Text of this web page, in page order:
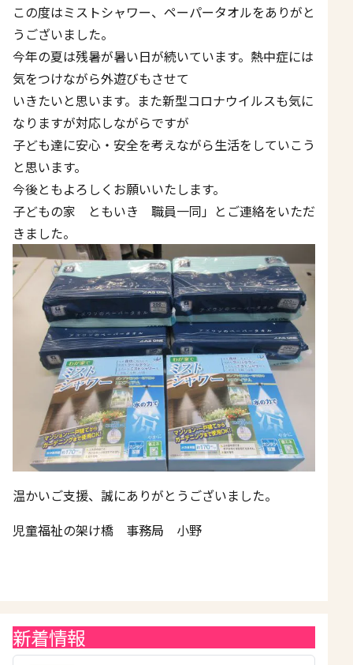
この度はミストシャワー、ペーパータオルをありがと
うございました。
今年の夏は残暑が暑い日が続いています。熱中症には
気をつけながら外遊びもさせて
いきたいと思います。また新型コロナウイルスも気に
なりますが対応しながらですが
子ども達に安心・安全を考えながら生活をしていこう
と思います。
今後ともよろしくお願いいたします。
子どもの家 ともいき 職員一同」とご連絡をいただ
きました。
温かいご支援、誠にありがとうございました。
児童福祉の架け橋 事務局 小野
新着情報